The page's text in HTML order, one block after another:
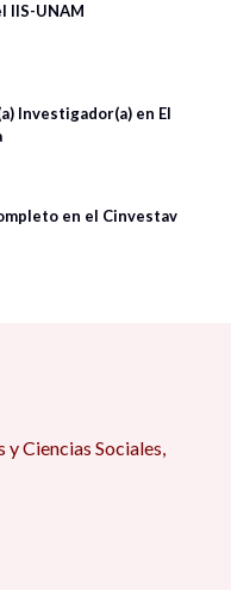
IIS-UNAM
Investigador(a) en El
en el Cinvestav
Ciencias Sociales,